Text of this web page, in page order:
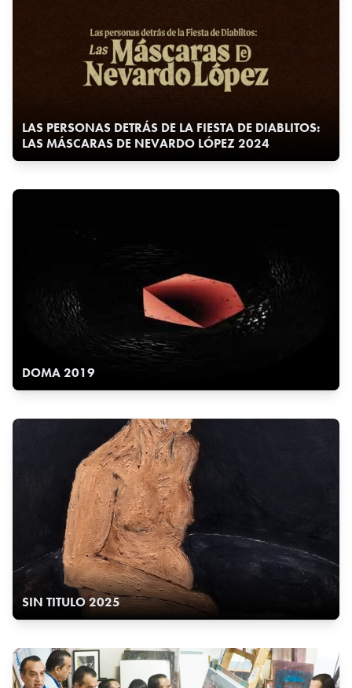
LAS PERSONAS DETRÁS DE LA FIESTA DE DIABLITOS:
LAS MÁSCARAS DE NEVARDO LÓPEZ 2024
DOMA 2019
SIN TITULO 2025